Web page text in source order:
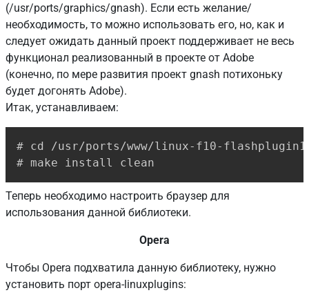
(/usr/ports/graphics/gnash). Если есть желание/
необходимость, то можно использовать его, но, как и
следует ожидать данный проект поддерживает не весь
функционал реализованный в проекте от Adobe
(конечно, по мере развития проект gnash потихоньку
будет догонять Adobe).
Итак, устанавливаем:
# cd /usr/ports/www/linux-f10-
# make install clean
Теперь необходимо настроить браузер для
использования данной библиотеки.
Opera
Чтобы Opera подхватила данную библиотеку, нужно
установить порт opera-linuxplugins: